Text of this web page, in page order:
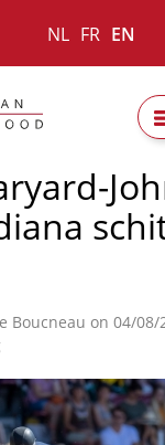
NL FR EN
Boucneau on 04/08/